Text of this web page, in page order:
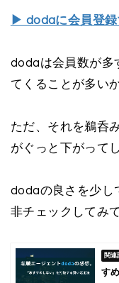
▶︎ dodaに会員登録
dodaは会員数が多
てくることが多いか
ただ、それを鵜呑
がぐっと下がって
dodaの良さを少し
非チェックしてみ
す